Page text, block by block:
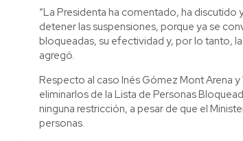
“La Presidenta ha comentado, ha discutido
detener las suspensiones, porque ya se
bloqueadas, su efectividad y, por lo tanto,
agregó.
Respecto al caso Inés Gómez Mont Arena
eliminarlos de la Lista de Personas
ninguna restricción, a pesar de que el
personas.